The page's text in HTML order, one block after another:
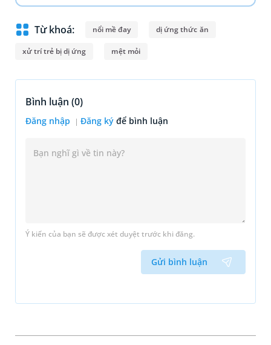
Từ khoá: nổi mề đay dị ứng thức ăn
xử trí trẻ bị dị ứng mệt mỏi
Bình luận (0)
Đăng nhập Đăng ký để bình luận
Ý kiến của bạn sẽ được xét duyệt trước khi đăng.
Gửi bình luận